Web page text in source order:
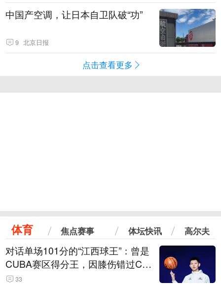
中国产空调，让日本自卫队破“功”
9 北京日报
点击查看更多
体育 焦点赛事 体坛快讯 高尔夫
对话单场101分的“江西球王”：曾是
CUBA赛区得分王，因膝伤错过CB
A选秀
33